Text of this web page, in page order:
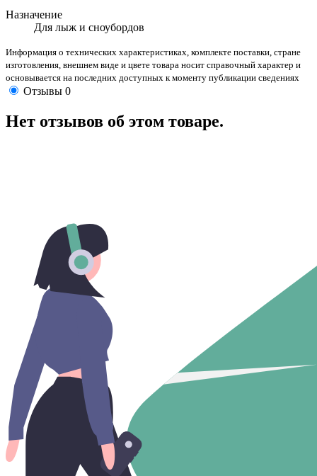
Назначение
Для лыж и сноубордов
Информация о технических характеристиках, комплекте поставки, стране
изготовления, внешнем виде и цвете товара носит справочный характер и
основывается на последних доступных к моменту публикации сведениях
Отзывы 0
Нет отзывов об этом товаре.